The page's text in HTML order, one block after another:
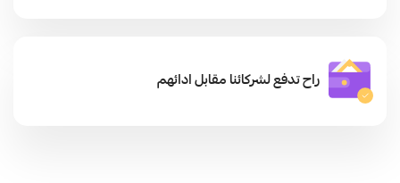
راح تدفع لشركائنا مقابل ادائهم